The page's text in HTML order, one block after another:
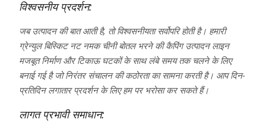
विश्वसनीय प्रदर्शन:
जब उत्पादन की बात आती है, तो विश्वसनीयता सर्वोपरि होती है। हमारी
ग्रेन्युल बिस्किट नट नमक चीनी बोतल भरने की कैपिंग उत्पादन लाइन
मजबूत निर्माण और टिकाऊ घटकों के साथ लंबे समय तक चलने के लिए
बनाई गई है जो निरंतर संचालन की कठोरता का सामना करती है। आप दिन-
प्रतिदिन लगातार प्रदर्शन के लिए हम पर भरोसा कर सकते हैं।
लागत प्रभावी समाधान: